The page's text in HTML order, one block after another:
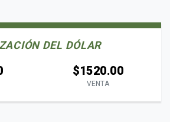
DEL DÓLAR
$1520.00
VENTA